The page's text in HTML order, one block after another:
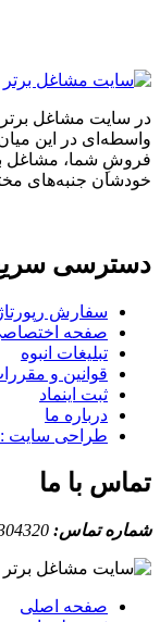
مشاغل برتر
در این میان
شما، مشاغل برتر
جنبه‌های مختلف
سریع
سفارش رپورتاژ آگهی
صفحه اختصاصی
تبلیغات انبوه
قوانین و مقررات
ثبت اینماد
درباره ما
طراحی سایت :
با ما
تماس:
صفحه اصلی